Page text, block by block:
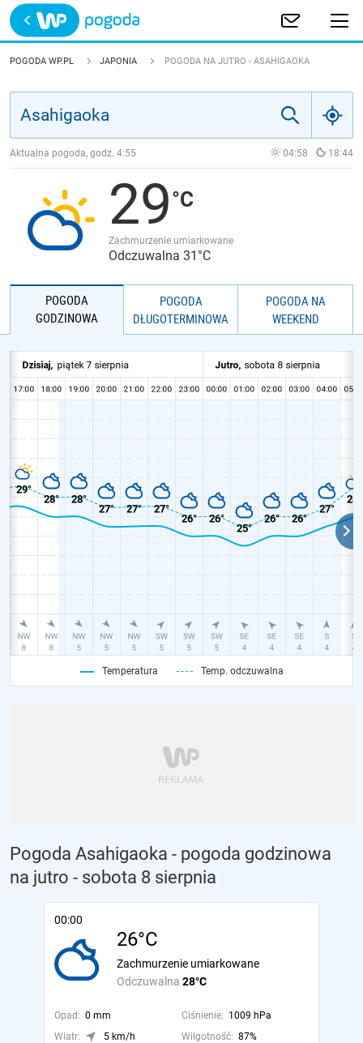
Trwa ładowanie
POLSKA
JAKOŚĆ POWIETRZA
POGODA WP.PL JAPONIA POGODA NA JUTRO - ASAHIGAOKA
Aktualna pogoda, godz. 4:55 04:58 18:44
29
Zachmurzenie umiarkowane
Odczuwalna 31°C
POGODA
GODZINOWA
POGODA
DŁUGOTERMINOWA
POGODA NA
WEEKEND
Temperatura Temp. odczuwalna
Pogoda Asahigaoka - pogoda godzinowa
na jutro - sobota 8 sierpnia
00:00
26°C
Odczuwalna 28°C
Zachmurzenie umiarkowane
Opad: 0 mm Ciśnienie: 1009 hPa
Wiatr:
5 km/h Wilgotność: 87%